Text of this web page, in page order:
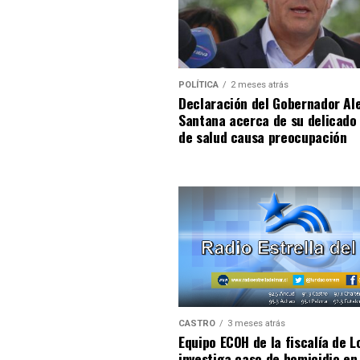
POLÍTICA 2 meses atrás
Declaración del Gobernador
Santana acerca de su
de salud causa preocupación
CASTRO 3 meses atrás
Equipo ECOH de la fiscalía de